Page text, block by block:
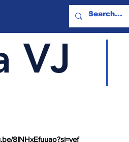
VJ
8lNHxEfuuao?si=vef